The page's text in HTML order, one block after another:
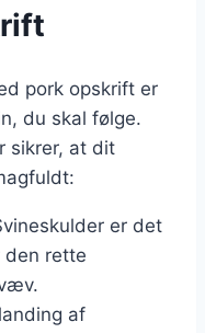
pork opskrift er
du skal følge.
sikrer, at dit
er det
den rette
af